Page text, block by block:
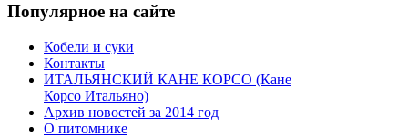
Популярное на сайте
Кобели и суки
Контакты
ИТАЛЬЯНСКИЙ КАНЕ КОРСО (Кане
Корсо Итальяно)
Архив новостей за 2014 год
О питомнике